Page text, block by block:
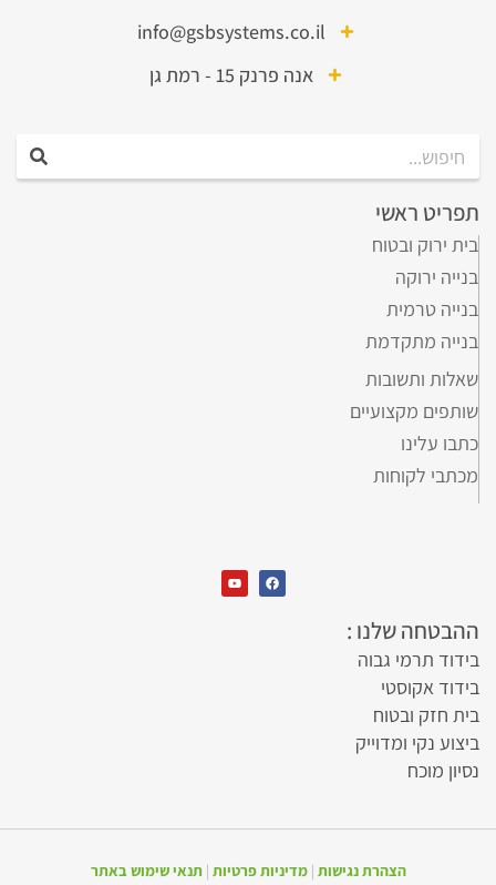
info@gsbsystems.co.il
אנה פרנק 15 - רמת גן
תפריט ראשי
בית ירוק ובטוח
בנייה ירוקה
בנייה טרמית
בנייה מתקדמת
שאלות ותשובות
שותפים מקצועיים
כתבו עלינו
מכתבי לקוחות
ההבטחה שלנו :
בידוד תרמי גבוה
בידוד אקוסטי
בית חזק ובטוח
ביצוע נקי ומדוייק
נסיון מוכח
הצהרת נגישות |מדיניות פרטיות |תנאי שימוש באתר